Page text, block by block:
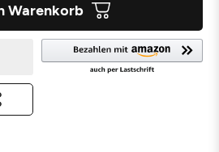
Warenkorb